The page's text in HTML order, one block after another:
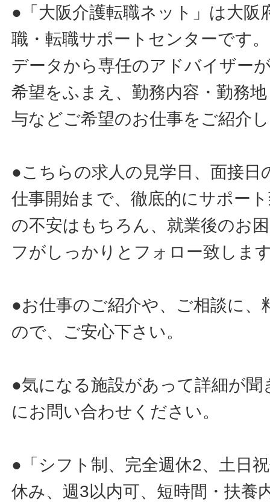
●「大阪介護転職ネット」は大阪
職・転職サポートセンターです
データから専任のアドバイザー
希望をふまえ、勤務内容・勤務
与などご希望のお仕事をご紹介
●こちらの求人の見学日、面接日
仕事開始まで、徹底的にサポー
の不安はもちろん、就業後のお
フがしっかりとフォロー致しま
●お仕事のご紹介や、ご相談に
ので、ご安心下さい。
●気になる施設があって詳細が
にお問い合わせください。
●「シフト制、完全週休2、土日
休み、週3以内可、短時間・扶養